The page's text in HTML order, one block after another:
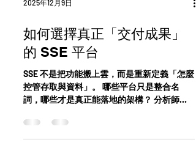
如何選擇真正「交付成果」
的 SSE 平台
SSE 不是把功能搬上雲，而是重新定義「怎麼
控管存取與資料」。 哪些平台只是整合名
評估框架，給你答案。